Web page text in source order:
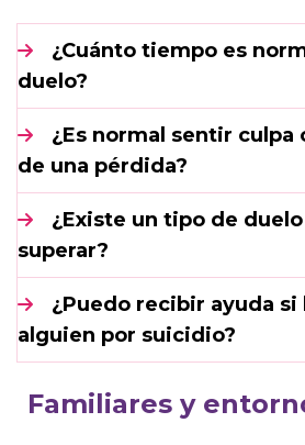
¿Cuánto tiempo es
duelo?
¿Es normal sentir culpa
de una pérdida?
¿Existe un tipo de
superar?
¿Puedo recibir ayuda si
alguien por suicidio?
Familiares y